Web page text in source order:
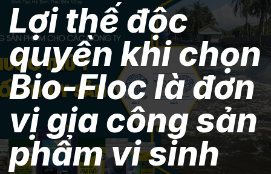
Lợi thế độc
quyền khi chọn
Bio-Floc là đơn
vị gia công sản
phẩm vi sinh